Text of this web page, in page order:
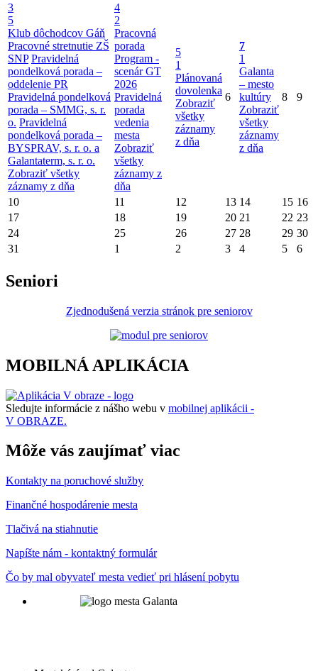
3
5
Klub dôchodcov Gáň
Pracovné stretnutie ZŠ
SNP Pravidelná
pondelková porada –
oddelenie PR
Pravidelná pondelková
porada – SMMG, s. r.
o. Pravidelná
pondelková porada –
BYSPRAV, s. r. o. a
Galantaterm, s. r. o.
Zobraziť všetky
záznamy z dňa
4
2
Pracovná
porada
Program -
scenár GT
2026
Pravidelná
porada
vedenia
mesta
Zobraziť
všetky
záznamy z
dňa
5
1
Plánovaná
dovolenka
Zobraziť
všetky
záznamy
z dňa
6
7
1
Galanta
– mesto
kultúry
Zobraziť
všetky
záznamy
z dňa
8 9
10 11 12 13 14 15 16
17
18 19 20 21 22 23
24
25 26 27 28 29 30
31
1 2 3 4 5 6
Seniori
Zjednodušená verzia stránok pre seniorov
MOBILNÁ APLIKÁCIA
Sledujte informácie z nášho webu v mobilnej aplikácii -
V OBRAZE.
Môže vás zaujímať viac
Kontakty na poruchové služby
Finančné hospodárenie mesta
Tlačivá na stiahnutie
Napíšte nám - kontaktný formulár
Čo by mal obyvateľ mesta vedieť pri hlásení pobytu